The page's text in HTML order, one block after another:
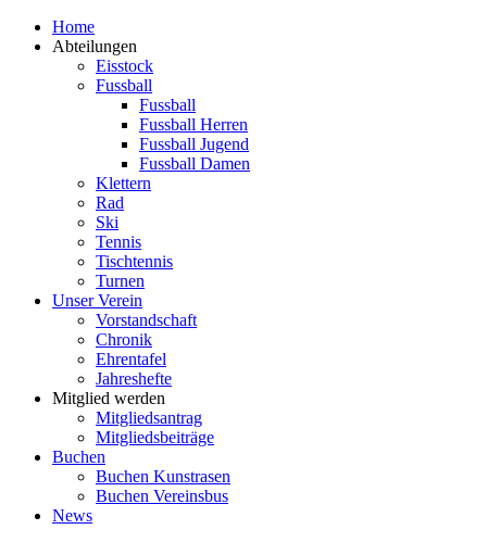
Zum
Inhalt
Home
Abteilungen
Eisstock
Fussball
Fussball
Fussball Herren
Fussball Jugend
Fussball Damen
Klettern
Rad
Ski
Tennis
Tischtennis
Turnen
Unser Verein
Vorstandschaft
Chronik
Ehrentafel
Jahreshefte
Mitglied werden
Mitgliedsantrag
Mitgliedsbeiträge
Buchen
Buchen Kunstrasen
Buchen Vereinsbus
News